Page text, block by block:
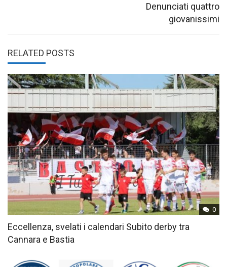
Denunciati quattro
giovanissimi
RELATED POSTS
0
Eccellenza, svelati i calendari Subito derby tra
Cannara e Bastia